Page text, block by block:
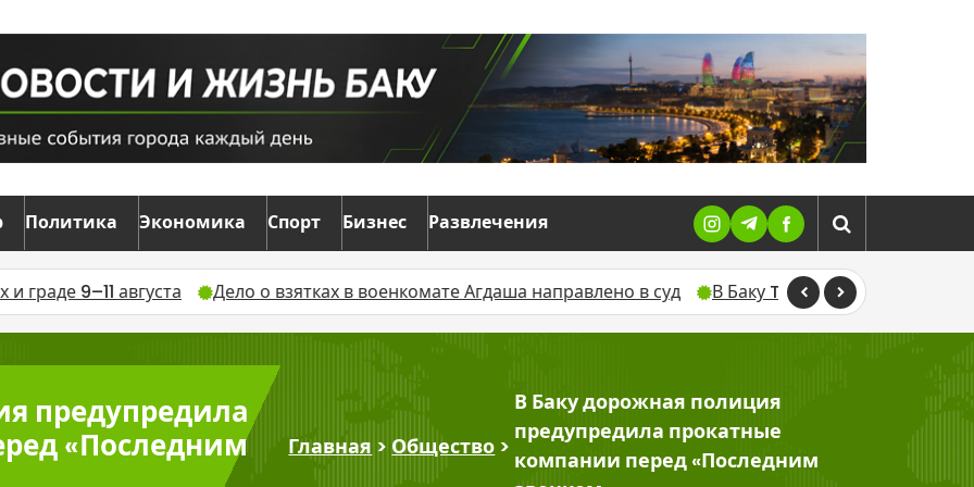
Политика Экономика Спорт Бизнес Развлечения
Дело о взятках в военкомате Агдаша направлено в суд В Баку TikTok-блогера оштрафовали после
предупредила
«Последним
Главная > Общество >
В Баку дорожная полиция
предупредила прокатные
компании перед «Последним